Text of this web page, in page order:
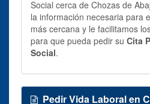
Social cerca de Chozas de
la información necesaria para
más cercana y le facilitamos
para que pueda pedir su Cita
Social.
Pedir Vida Laboral en